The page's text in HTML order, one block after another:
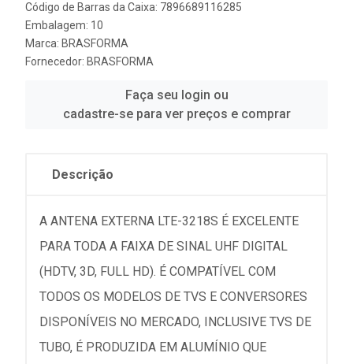
Código de Barras da Caixa: 7896689116285
Embalagem: 10
Marca: BRASFORMA
Fornecedor: BRASFORMA
Faça seu login ou
cadastre-se para ver preços e comprar
Descrição
A ANTENA EXTERNA LTE-3218S É EXCELENTE
PARA TODA A FAIXA DE SINAL UHF DIGITAL
(HDTV, 3D, FULL HD). É COMPATÍVEL COM
TODOS OS MODELOS DE TVS E CONVERSORES
DISPONÍVEIS NO MERCADO, INCLUSIVE TVS DE
TUBO, É PRODUZIDA EM ALUMÍNIO QUE